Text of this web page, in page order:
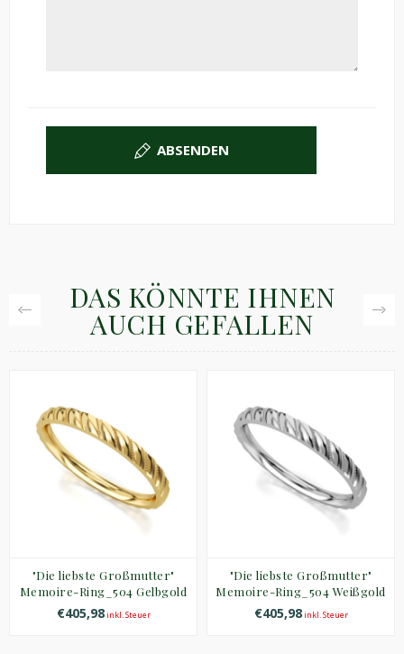
ABSENDEN
DAS KÖNNTE IHNEN
AUCH GEFALLEN
"Die liebste Großmutter"
Memoire-Ring_504 Gelbgold
€405,98inkl. Steuer
"Die liebste Großmutter"
Memoire-Ring_504 Weißgold
€405,98inkl. Steuer